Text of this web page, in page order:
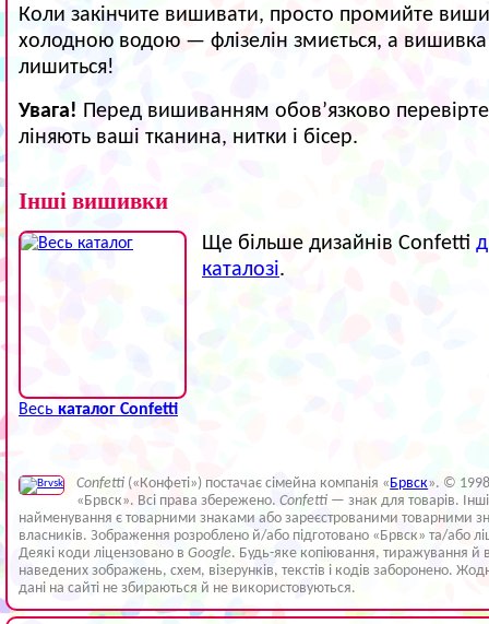
Коли закінчите вишивати, просто промийте
холодною водою — флізелін змиється, а вишивка
лишиться!
Увага! Перед вишиванням обов’язково
ліняють ваші тканина, нитки і бісер.
Інші вишивки
Весь каталог Confetti
Ще більше дизайнів Confetti
каталозі.
Confetti («Конфеті») постачає сімейна компанія « Брвск». ©
«Брвск». Всі права збережено.Confetti — знак для товарів. Інші
найменування є товарними знаками або зареєстрованими товарними
власників. Зображення розроблено й/або підготовано «Брвск» та/або
Деякі коди ліцензовано в Google. Будь-яке копіювання, тиражування й
наведених зображень, схем, візерунків, текстів і кодів заборонено.
дані на сайті не збираються й не використовуються.